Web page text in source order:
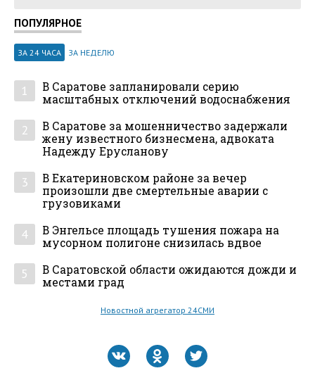
ПОПУЛЯРНОЕ
ЗА 24 ЧАСА ЗА НЕДЕЛЮ
1
В Саратове запланировали серию
масштабных отключений водоснабжения
2
В Саратове за мошенничество задержали
жену известного бизнесмена, адвоката
Надежду Ерусланову
3
В Екатериновском районе за вечер
произошли две смертельные аварии с
грузовиками
4
В Энгельсе площадь тушения пожара на
мусорном полигоне снизилась вдвое
5
В Саратовской области ожидаются дожди и
местами град
Новостной агрегатор 24СМИ